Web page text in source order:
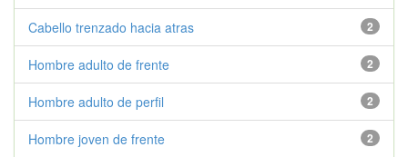
2
Cabello trenzado hacia atras
2
Hombre adulto de frente
2
Hombre adulto de perfil
2
Hombre joven de frente